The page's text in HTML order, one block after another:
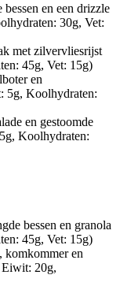
en een drizzle
30g, Vet:
met zilvervliesrijst
45g, Vet: 15g)
en
5g, Koolhydraten:
en gestoomde
Koolhydraten:
bessen en granola
45g, Vet: 15g)
komkommer en
Eiwit: 20g,